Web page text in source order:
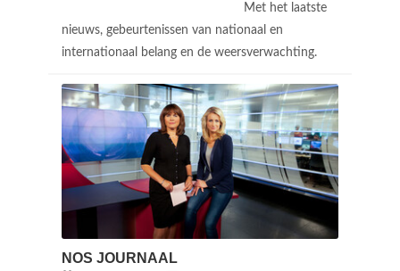
Met het laatste
nieuws, gebeurtenissen van nationaal en
internationaal belang en de weersverwachting.
NOS JOURNAAL